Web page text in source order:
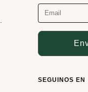
SEGUINOS EN